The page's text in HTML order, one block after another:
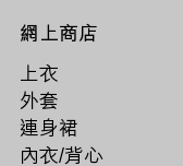
上衣
外套
連身裙
內衣/背心
網上商店